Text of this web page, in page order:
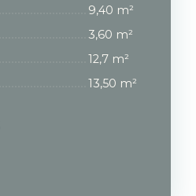
9,40 m²
3,60 m²
12,7 m²
13,50 m²